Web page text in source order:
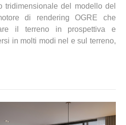
tridimensionale del modello del
di rendering OGRE che
il terreno in prospettiva e
in molti modi nel e sul terreno,